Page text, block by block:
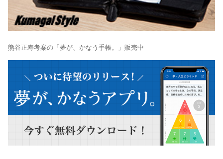
熊谷正寿考案の「夢が、かなう手帳。」販売中